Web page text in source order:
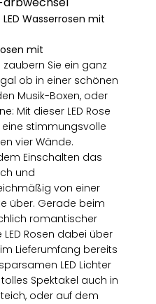
Wasserrosen mit
mit
zaubern Sie ein ganz
ob in einer schönen
Musik-Boxen, oder
Mit dieser LED Rose
stimmungsvolle
vier Wände.
Einschalten das
und
von einer
über. Gerade beim
romantischer
Rosen dabei über
Lieferumfang bereits
LED Lichter
Spektakel auch in
oder auf dem